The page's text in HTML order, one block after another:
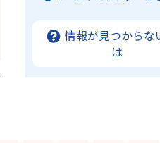
情報が見つからな
は